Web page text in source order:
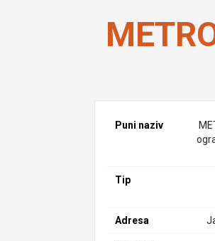
Puni naziv
Tip
Adresa